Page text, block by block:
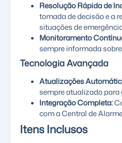
Resolução Rápida de
tomada de decisão e a
situações de
Monitoramento
sempre informada
Tecnologia Avançada
Atualizações
sempre atualizado
Integração Completa:
com a Central de
Itens Inclusos